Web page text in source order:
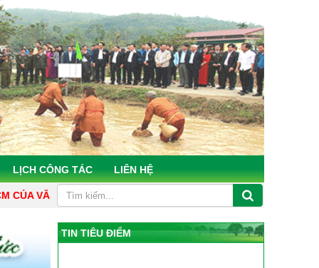
LỊCH CÔNG TÁC LIÊN HỆ
ĐIỂU PHỐI NÔNG THÔN MỚI HÀ TĨNH "GƯƠNG MẪU,
TIN TIÊU ĐIỂM